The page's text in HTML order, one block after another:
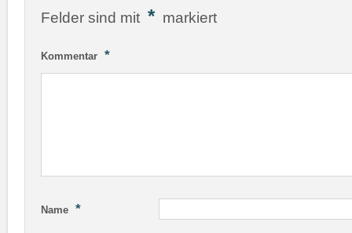
Felder sind mit * markiert
Kommentar *
Name *